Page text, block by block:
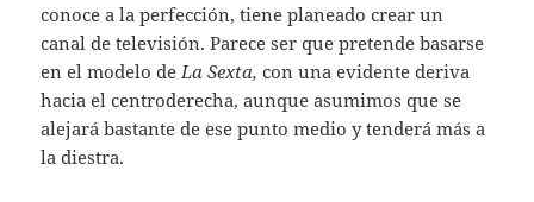
conoce a la perfección, tiene planeado crear un
canal de televisión. Parece ser que pretende basarse
en el modelo de La Sexta,con una evidente deriva
hacia el centroderecha, aunque asumimos que se
alejará bastante de ese punto medio y tenderá más a
la diestra.